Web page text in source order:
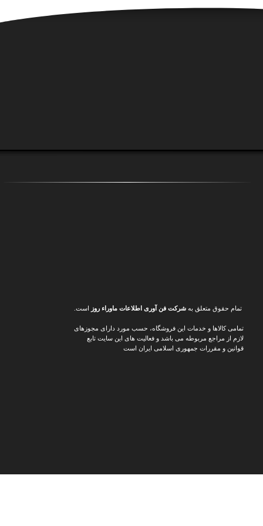
تمام حقوق متعلق بهشرکت فن آوری اطلاعات ماوراء روز است.
تمامی کالاها و خدمات این فروشگاه، حسب مورد دارای مجوزهای
لازم از مراجع مربوطه می باشد و فعالیت های این سایت تابع
قوانین و مقررات جمهوری اسلامی ایران است